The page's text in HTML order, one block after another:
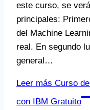
este curso, se
principales:
del Machine
real. En segundo
general…
Leer más Curso
con IBM Gratuito